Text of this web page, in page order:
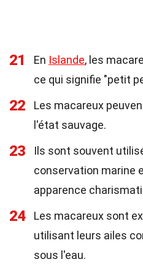
21 En Islande, les
ce qui signifie "petit
22
Les macareux
l'état sauvage.
23
Ils sont souvent
conservation marine
apparence
24
Les macareux sont
utilisant leurs ailes
sous l'eau.